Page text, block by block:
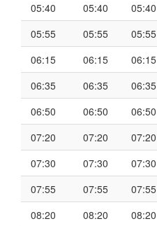
05:40
05:40 05:40
05:55
05:55 05:55
06:15
06:15 06:15
06:35
06:35 06:35
06:50
06:50 06:50
07:20
07:20 07:20
07:30
07:30 07:30
07:55
07:55 07:55
08:20
08:20 08:20